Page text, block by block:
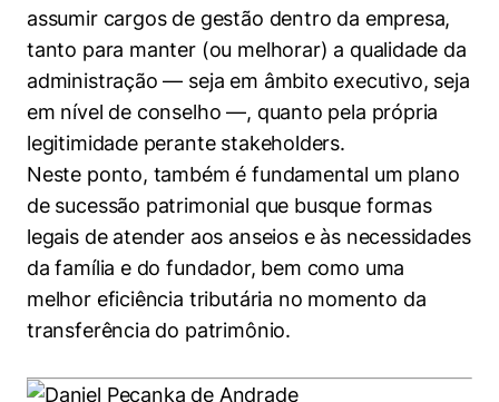
assumir cargos de gestão dentro da empresa,
tanto para manter (ou melhorar) a qualidade da
administração — seja em âmbito executivo, seja
em nível de conselho —, quanto pela própria
legitimidade perante stakeholders.
Neste ponto, também é fundamental um plano
de sucessão patrimonial que busque formas
legais de atender aos anseios e às necessidades
da família e do fundador, bem como uma
melhor eficiência tributária no momento da
transferência do patrimônio.